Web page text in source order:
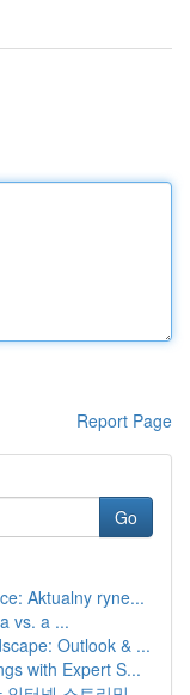
Report Page
Go
Aktualny ryne...
vs. a ...
Outlook & ...
with Expert S...